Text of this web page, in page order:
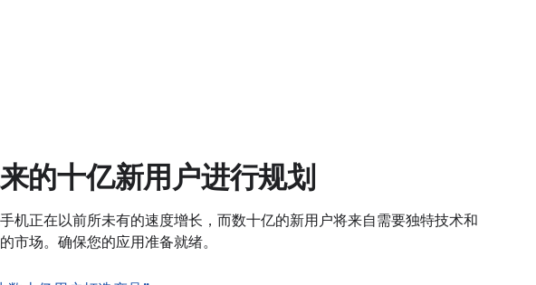
的十亿新用户进行规划
机正在以前所未有的速度增长，而数十亿的新用户将来自需要独特技术和
市场。确保您的应用准备就绪。